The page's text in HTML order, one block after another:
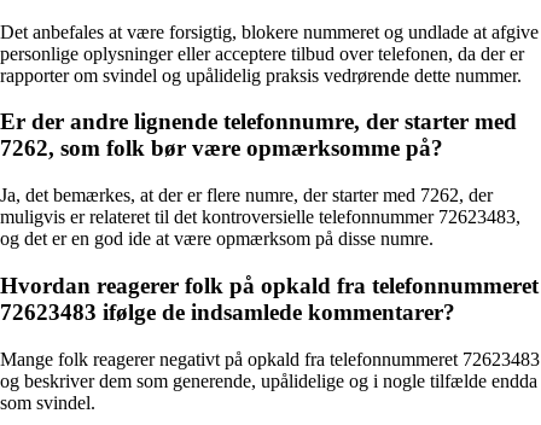
Det anbefales at være forsigtig, blokere nummeret og undlade at afgive
personlige oplysninger eller acceptere tilbud over telefonen, da der er
rapporter om svindel og upålidelig praksis vedrørende dette nummer.
Er der andre lignende telefonnumre, der starter med
7262, som folk bør være opmærksomme på?
Ja, det bemærkes, at der er flere numre, der starter med 7262, der
muligvis er relateret til det kontroversielle telefonnummer 72623483,
og det er en god ide at være opmærksom på disse numre.
Hvordan reagerer folk på opkald fra telefonnummeret
72623483 ifølge de indsamlede kommentarer?
Mange folk reagerer negativt på opkald fra telefonnummeret 72623483
og beskriver dem som generende, upålidelige og i nogle tilfælde endda
som svindel.